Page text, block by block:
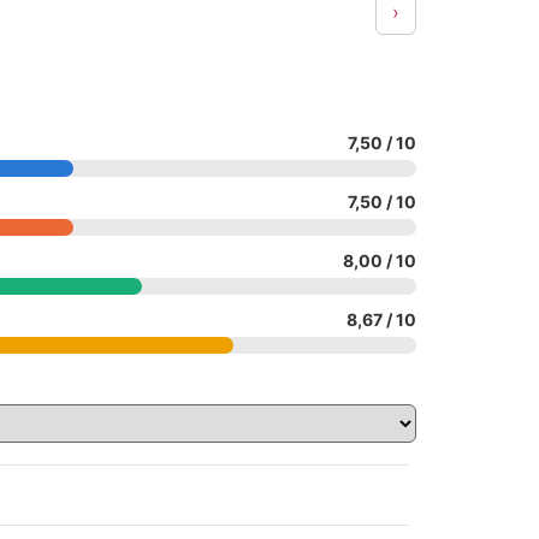
›
7,50 / 10
7,50 / 10
8,00 / 10
8,67 / 10